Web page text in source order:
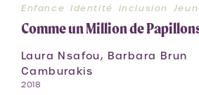
Enfance Identité Inclusion
Comme un Million de
Laura Nsafou, Barbara Brun
Camburakis
2018